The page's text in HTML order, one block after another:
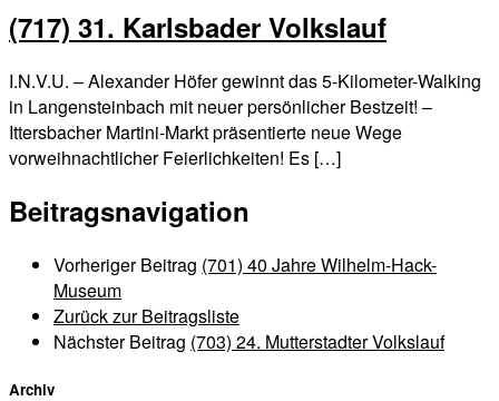
(717) 31. Karlsbader Volkslauf
I.N.V.U. – Alexander Höfer gewinnt das 5-Kilometer-Walking
in Langensteinbach mit neuer persönlicher Bestzeit! –
Ittersbacher Martini-Markt präsentierte neue Wege
vorweihnachtlicher Feierlichkeiten! Es […]
Beitragsnavigation
Vorheriger Beitrag (701) 40 Jahre Wilhelm-Hack-
Museum
Zurück zur Beitragsliste
Nächster Beitrag (703) 24. Mutterstadter Volkslauf
Archiv